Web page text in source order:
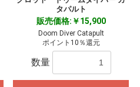
タパルト
販売価格:￥15,900
Doom Diver Catapult
ポイント10％還元
数量